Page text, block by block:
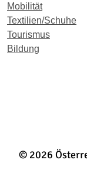
Mobilität
Textilien/Schuhe
Tourismus
Bildung
© 2026